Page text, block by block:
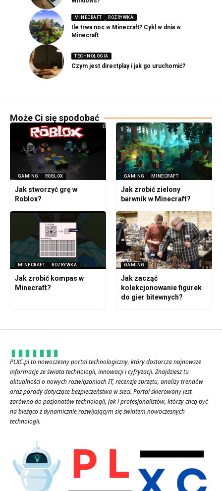
MINECRAFT ROZRYWKA
Ile trwa noc w Minecraft? Cykl w dnia w
Minecraft
TECHNOLOGIA
Czym jest directplay i jak go uruchomić?
Może Ci się spodobać
GAMING ROBLOX
Jak stworzyć grę w
Roblox?
GAMING MINECRAFT
Jak zrobić zielony
barwnik w Minecraft?
MINECRAFT ROZRYWKA
Jak zrobić kompas w
Minecraft?
GAMING
Jak zacząć
kolekcjonowanie figurek
do gier bitewnych?
PLXC.pl to nowoczesny portal technologiczny, który dostarcza najnowsze
informacje ze świata technologii, innowacji i cyfryzacji. Znajdziesz tu
aktualności o nowych rozwiązaniach IT, recenzje sprzętu, analizy trendów
oraz porady dotyczące bezpieczeństwa w sieci. Portal skierowany jest
zarówno do pasjonatów technologii, jak i profesjonalistów, którzy chcą być
na bieżąco z dynamicznie rozwijającym się światem nowoczesnych
technologii.